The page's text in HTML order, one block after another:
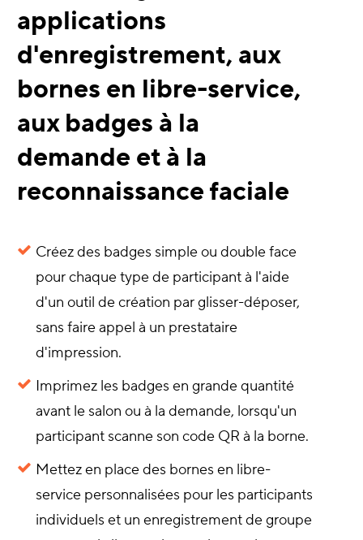
applications
d'enregistrement, aux
bornes en libre-service,
aux badges à la
demande et à la
reconnaissance faciale
Créez des badges simple ou double face
pour chaque type de participant à l'aide
d'un outil de création par glisser-déposer,
sans faire appel à un prestataire
d'impression.
Imprimez les badges en grande quantité
avant le salon ou à la demande, lorsqu'un
participant scanne son code QR à la borne.
Mettez en place des bornes en libre-
service personnalisées pour les participants
individuels et un enregistrement de groupe